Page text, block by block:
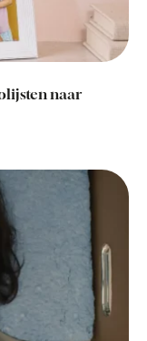
naar